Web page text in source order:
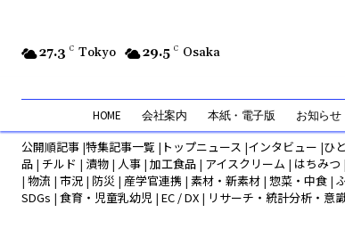
27.3 C Tokyo 29.5 C Osaka
HOME 会社案内 本紙・電子版 お知らせ
公開順記事 |特集記事一覧 | トップニュース |インタビュー |ひ
品 | チルド | 漬物 | 人事 | 加工食品 | アイスクリーム | はちみつ |
| 物流 | 市況 | 防災 | 産学官連携 | 素材・新素材 | 惣菜・中食 |
SDGs | 食育・児童乳幼児 | EC / DX | リサーチ・統計分析・意